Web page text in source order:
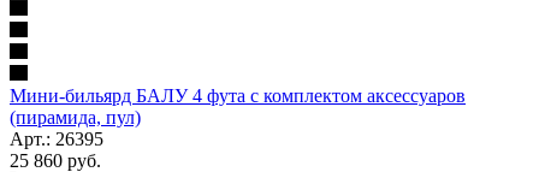
Мини-бильярд БАЛУ 4 фута с комплектом аксессуаров
(пирамида, пул)
Арт.: 26395
25 860 руб.